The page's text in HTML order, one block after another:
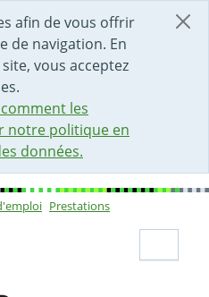
afin de vous offrir
de navigation. En
vous acceptez
les
notre politique en
données.
PAGE
Prestations